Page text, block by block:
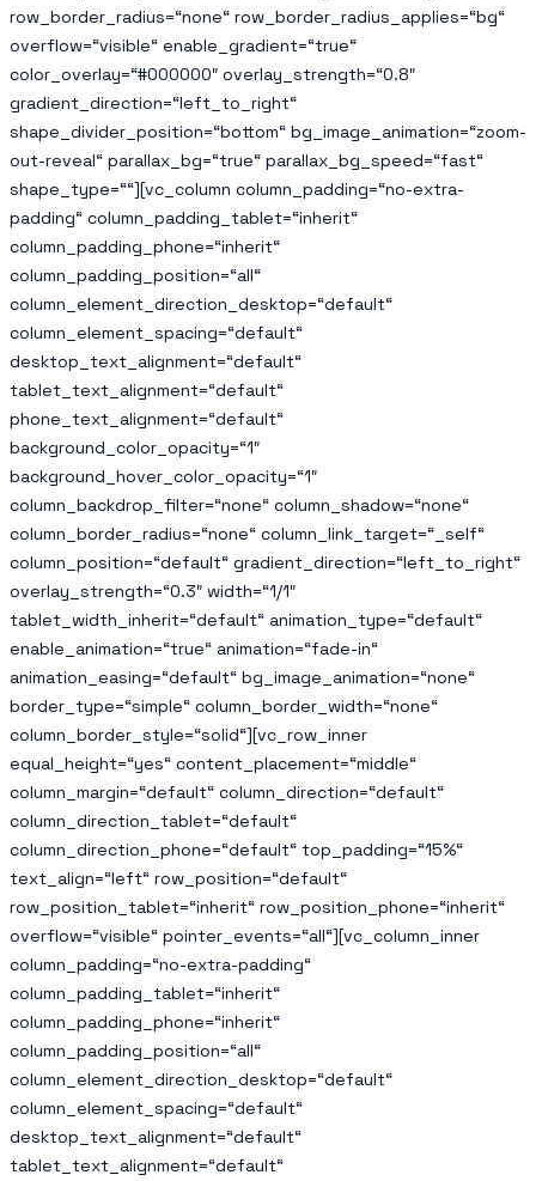
row_border_radius=“none“ row_border_radius_applies=“bg“
overflow=“visible“ enable_gradient=“true“
color_overlay=“#000000″ overlay_strength=“0.8″
gradient_direction=“left_to_right“
shape_divider_position=“bottom“ bg_image_animation=“zoom-
out-reveal“ parallax_bg=“true“ parallax_bg_speed=“fast“
shape_type=““][vc_column column_padding=“no-extra-
padding“ column_padding_tablet=“inherit“
column_padding_phone=“inherit“
column_padding_position=“all“
column_element_direction_desktop=“default“
column_element_spacing=“default“
desktop_text_alignment=“default“
tablet_text_alignment=“default“
phone_text_alignment=“default“
background_color_opacity=“1″
background_hover_color_opacity=“1″
column_backdrop_filter=“none“ column_shadow=“none“
column_border_radius=“none“ column_link_target=“_self“
column_position=“default“ gradient_direction=“left_to_right“
overlay_strength=“0.3″ width=“1/1″
tablet_width_inherit=“default“ animation_type=“default“
enable_animation=“true“ animation=“fade-in“
animation_easing=“default“ bg_image_animation=“none“
border_type=“simple“ column_border_width=“none“
column_border_style=“solid“][vc_row_inner
equal_height=“yes“ content_placement=“middle“
column_margin=“default“ column_direction=“default“
column_direction_tablet=“default“
column_direction_phone=“default“ top_padding=“15%“
text_align=“left“ row_position=“default“
row_position_tablet=“inherit“ row_position_phone=“inherit“
overflow=“visible“ pointer_events=“all“][vc_column_inner
column_padding=“no-extra-padding“
column_padding_tablet=“inherit“
column_padding_phone=“inherit“
column_padding_position=“all“
column_element_direction_desktop=“default“
column_element_spacing=“default“
desktop_text_alignment=“default“
tablet_text_alignment=“default“